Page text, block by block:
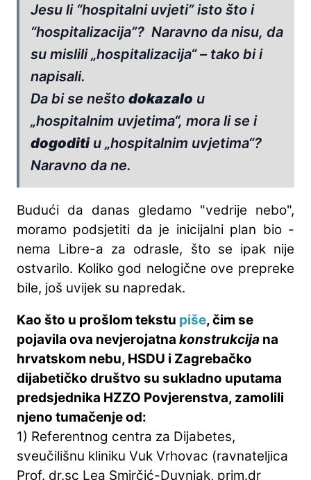
Jesu li “hospitalni uvjeti” isto što i
“hospitalizacija”? Naravno da nisu, da
su mislili „hospitalizacija“ – tako bi i
napisali.
Da bi se nešto dokazalo u
„hospitalnim uvjetima“, mora li se i
dogoditiu „hospitalnim uvjetima“?
Naravno da ne.
Budući da danas gledamo "vedrije nebo",
moramo podsjetiti da je inicijalni plan bio -
nema Libre-a za odrasle, što se ipak nije
ostvarilo. Koliko god nelogične ove prepreke
bile, još uvijek su napredak.
Kao što u prošlom tekstu piše, čim se
pojavila ova nevjerojatna konstrukcija na
hrvatskom nebu, HSDU i Zagrebačko
dijabetičko društvo su sukladno uputama
predsjednika HZZO Povjerenstva, zamolili
njeno tumačenje od:
1) Referentnog centra za Dijabetes,
sveučilišnu kliniku Vuk Vrhovac (ravnateljica
Prof. dr.sc Lea Smirčić-Duvnjak, prim.dr